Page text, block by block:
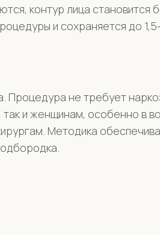
контур лица становится
и сохраняется до
Процедура не требует
и женщинам, особенно в
Методика